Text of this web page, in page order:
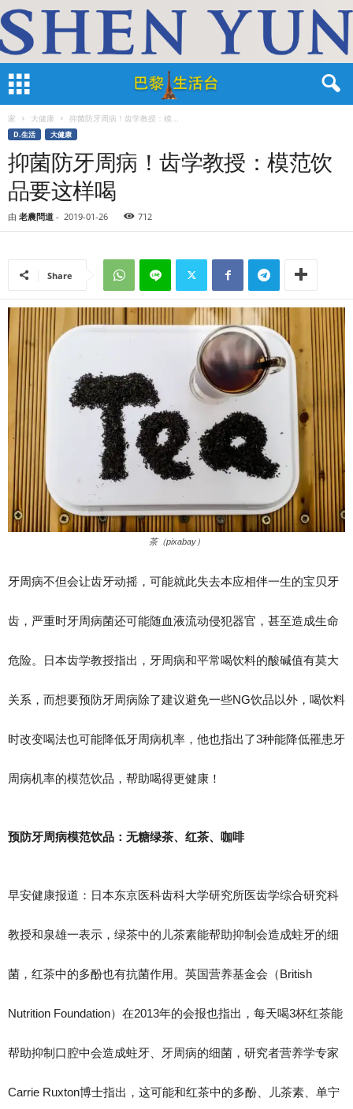
家 大健康 抑菌防牙周病！齿学教授：模...
D.生活 大健康
抑菌防牙周病！齿学教授：模范饮
品要这样喝
由 老農問道 - 2019-01-26 712
Share
茶（pixabay）
牙周病不但会让齿牙动摇，可能就此失去本应相伴一生的宝贝牙
齿，严重时牙周病菌还可能随血液流动侵犯器官，甚至造成生命
危险。日本齿学教授指出，牙周病和平常喝饮料的酸碱值有莫大
关系，而想要预防牙周病除了建议避免一些NG饮品以外，喝饮料
时改变喝法也可能降低牙周病机率，他也指出了3种能降低罹患牙
周病机率的模范饮品，帮助喝得更健康！
预防牙周病模范饮品：无糖绿茶、红茶、咖啡
早安健康报道：日本东京医科齿科大学研究所医齿学综合研究科
教授和泉雄一表示，绿茶中的儿茶素能帮助抑制会造成蛀牙的细
菌，红茶中的多酚也有抗菌作用。英国营养基金会（British
Nutrition Foundation）在2013年的会报也指出，每天喝3杯红茶能
帮助抑制口腔中会造成蛀牙、牙周病的细菌，研究者营养学专家
Carrie Ruxton博士指出，这可能和红茶中的多酚、儿茶素、单宁